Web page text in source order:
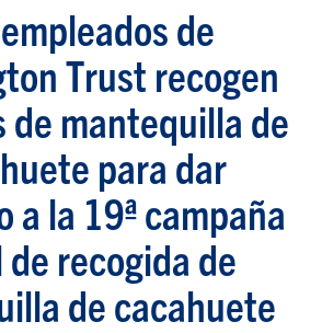
de
Trust recogen
de mantequilla de
para dar
a la 19ª campaña
recogida de
de cacahuete